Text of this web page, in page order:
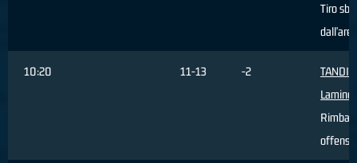
Tiro
dall'area
10:20 11-13 -2
TANDIA
Lamine